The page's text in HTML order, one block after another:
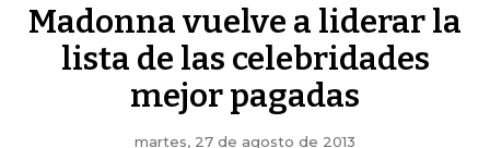
Madonna vuelve a liderar la
lista de las celebridades
mejor pagadas
martes, 27 de agosto de 2013